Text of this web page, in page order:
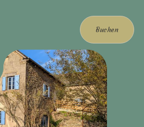
Buchen